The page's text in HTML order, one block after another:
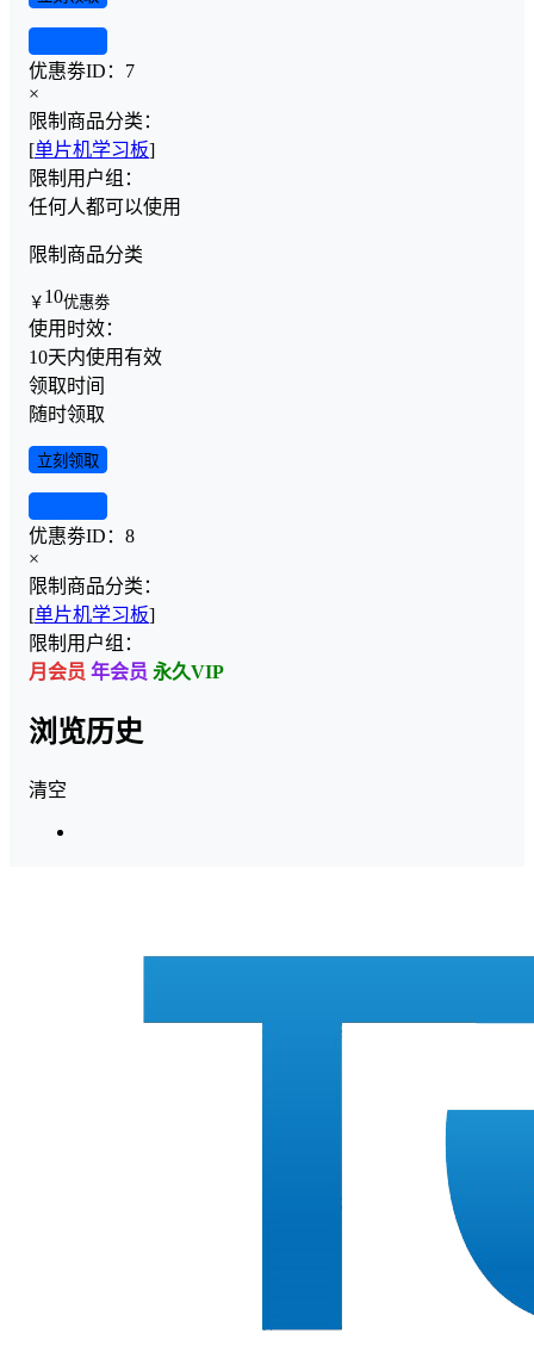
优惠劵ID： 7
×
限制商品分类：
[单片机学习板]
限制用户组：
任何人都可以使用
限制商品分类
￥ 10优惠劵
使用时效：
10天内使用有效
领取时间
随时领取
立刻领取
优惠劵ID： 8
×
限制商品分类：
[单片机学习板]
限制用户组：
月会员 年会员 永久VIP
浏览历史
清空